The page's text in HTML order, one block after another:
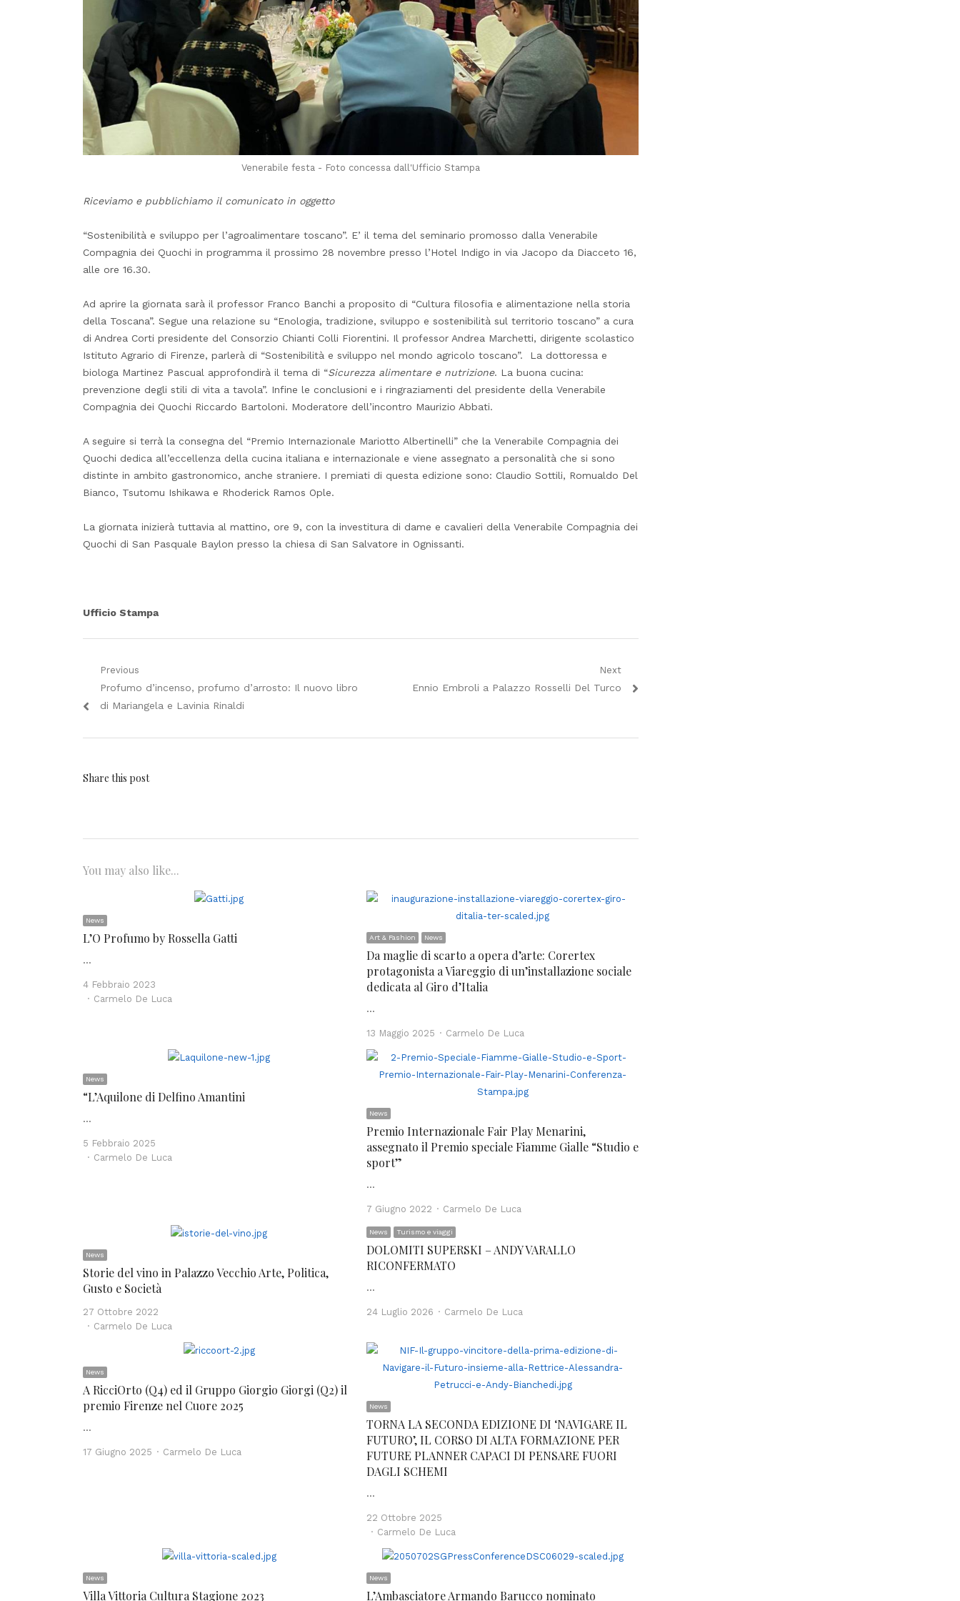
Venerabile festa - Foto concessa dall'Ufficio Stampa
Riceviamo e pubblichiamo il comunicato in oggetto
“Sostenibilità e sviluppo per l’agroalimentare toscano”. E’ il tema del seminario promosso dalla Venerabile
Compagnia dei Quochi in programma il prossimo 28 novembre presso l’Hotel Indigo in via Jacopo da Diacceto 16,
alle ore 16.30.
Ad aprire la giornata sarà il professor Franco Banchi a proposito di “Cultura filosofia e alimentazione nella storia
della Toscana”. Segue una relazione su “Enologia, tradizione, sviluppo e sostenibilità sul territorio toscano” a cura
di Andrea Corti presidente del Consorzio Chianti Colli Fiorentini. Il professor Andrea Marchetti, dirigente scolastico
Istituto Agrario di Firenze, parlerà di “Sostenibilità e sviluppo nel mondo agricolo toscano”. La dottoressa e
biologa Martinez Pascual approfondirà il tema di “Sicurezza alimentare e nutrizione. La buona cucina:
prevenzione degli stili di vita a tavola”. Infine le conclusioni e i ringraziamenti del presidente della Venerabile
Compagnia dei Quochi Riccardo Bartoloni. Moderatore dell’incontro Maurizio Abbati.
A seguire si terrà la consegna del “Premio Internazionale Mariotto Albertinelli” che la Venerabile Compagnia dei
Quochi dedica all’eccellenza della cu­cina italiana e internazionale e viene assegnato a personalità che si sono
distinte in ambito gastronomico, anche straniere. I premiati di questa edizione sono: Claudio Sottili, Romualdo Del
Bianco, Tsutomu Ishikawa e Rhoderick Ramos Ople.
La giornata inizierà tuttavia al mattino, ore 9, con la investitura di dame e cavalieri della Venerabile Compagnia dei
Quochi di San Pasquale Baylon presso la chiesa di San Salvatore in Ognissanti.
Ufficio Stampa
Navigazione
articoli
Previous
Previous
post:
Profumo d’incenso, profumo d’arrosto: Il nuovo libro
di Mariangela e Lavinia Rinaldi
Next
Next
Ennio Embroli a Palazzo Rosselli Del Turco
Share this post
You may also like...
News
L’O Profumo by Rossella Gatti
…
4 Febbraio 2023
Author
Carmelo De Luca
Art & Fashion News
Da maglie di scarto a opera d’arte: Corertex
protagonista a Viareggio di un’installazione sociale
dedicata al Giro d’Italia
…
13 Maggio 2025 Author
Carmelo De Luca
News
“L’Aquilone di Delfino Amantini
…
5 Febbraio 2025
Author
Carmelo De Luca
News
Premio Internazionale Fair Play Menarini,
assegnato il Premio speciale Fiamme Gialle “Studio e
sport”
…
7 Giugno 2022 Author
Carmelo De Luca
News
Storie del vino in Palazzo Vecchio Arte, Politica,
Gusto e Società
27 Ottobre 2022
Author
Carmelo De Luca
News Turismo e viaggi
DOLOMITI SUPERSKI – ANDY VARALLO
RICONFERMATO
…
24 Luglio 2026 Author
Carmelo De Luca
News
A RicciOrto (Q4) ed il Gruppo Giorgio Giorgi (Q2) il
premio Firenze nel Cuore 2025
…
17 Giugno 2025 Author
Carmelo De Luca
News
TORNA LA SECONDA EDIZIONE DI ‘NAVIGARE IL
FUTURO’, IL CORSO DI ALTA FORMAZIONE PER
FUTURE PLANNER CAPACI DI PENSARE FUORI
DAGLI SCHEMI
…
22 Ottobre 2025
Author
Carmelo De Luca
News
Villa Vittoria Cultura Stagione 2023
News
L’Ambasciatore Armando Barucco nominato